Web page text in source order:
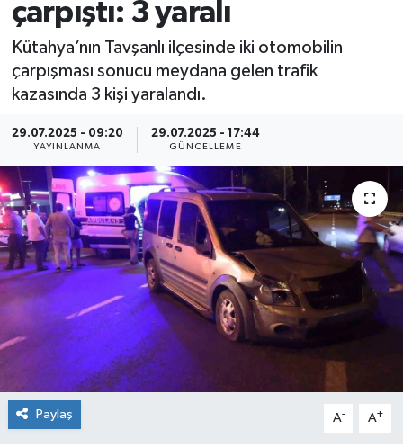
çarpıştı: 3 yaralı
Kütahya’nın Tavşanlı ilçesinde iki otomobilin
çarpışması sonucu meydana gelen trafik
kazasında 3 kişi yaralandı.
29.07.2025 - 09:20
YAYINLANMA
29.07.2025 - 17:44
GÜNCELLEME
Paylaş A- A+
Kültür & Sanat
Magazin
Resmi İlanlar
Sağlık
Siyaset
Spor
Süper Lig Puan Durumu ve Fikstür
Tüm Manşetler
Son Dakika Haberleri
Haber Arşivi